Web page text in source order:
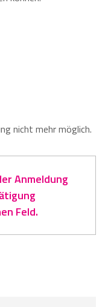
nicht mehr möglich.
Anmeldung
Feld.